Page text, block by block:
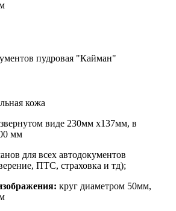
пудровая "Кайман"
кожа
виде 230мм х137мм, в
мм
для всех автодокументов
ПТС, страховка и тд);
круг диаметром 50мм,